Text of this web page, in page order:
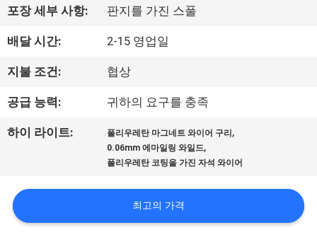
리
에
대
하
여
장
포장 세부 사항: 판지를 가진 스풀
배달 시간: 2-15 영업일
지불 조건: 협상
공급 능력: 귀하의 요구를 충족
하이 라이트: 폴리우레탄 마그네트 와이어 구리 ,
0.06mm 에마일링 와일드,
폴리우레탄 코팅을 가진 자석 와이어
최고의 가격